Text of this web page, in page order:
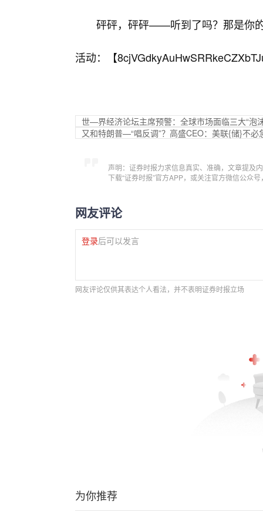
砰砰，砰砰——听到了吗？那是你
活动：【
世—界经济论坛主席预警：全球市场面临三大“泡
又和特朗普—“唱反调”？高盛CEO：美联{储}不必
声明：证券时报力求信息真实、准确，文章提及
下载“证券时报”官方APP，或关注官方微信公众
网友评论
登录后可以发言
网友评论仅供其表达个人看法，并不表明证券时报立场
为你推荐